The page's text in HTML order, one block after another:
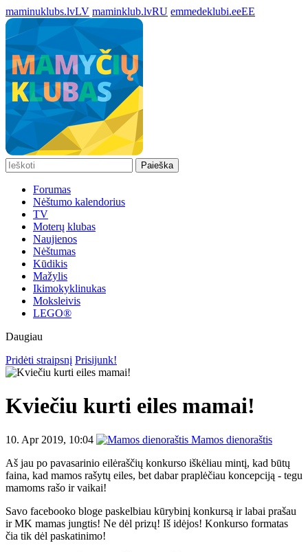
maminuklubs.lvLV maminklub.lvRU emmedeklubi.eeEE
Paieška
Forumas
Nėštumo kalendorius
TV
Moterų klubas
Naujienos
Nėštumas
Kūdikis
Mažylis
Ikimokyklinukas
Moksleivis
LEGO®
Daugiau
Pridėti straipsnį Prisijunk!
Kviečiu kurti eiles mamai!
10. Apr 2019, 10:04
Mamos dienoraštis
Aš jau po pavasarinio eilėraščių konkurso iškėliau mintį, kad būtų
faina, kad mamos rašytų eiles, bet dabar praplėčiau koncepciją - tegu
mamoms rašo ir vaikai!
Savo facebooko bloge paskelbiau kūrybinį konkursą ir labai prašau
ir MK mamas jungtis! Ne dėl prizų! Iš idėjos! Konkurso formatas
čia tik dėl paskatinimo!